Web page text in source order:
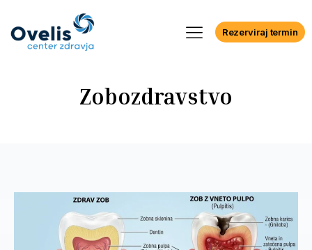
Rezerviraj termin
Zobozdravstvo